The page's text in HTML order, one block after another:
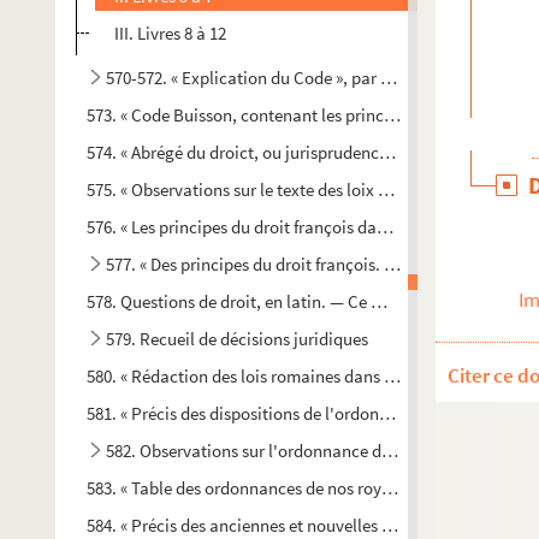
III. Livres 8 à 12
570-572. « Explication du Code », par Buisson. — Trois
573. « Code Buisson, contenant les principales matières du
574. « Abrégé du droict, ou jurisprudence romaine, dans
575. « Observations sur le texte des loix du Digeste
576. « Les principes du droit françois dans l'ordre des
577. « Des principes du droit françois. Livre second »
578. Questions de droit, en latin. — Ce manuscrit faisait suite
579. Recueil de décisions juridiques
580. « Rédaction des lois romaines dans l'ordre du Code
581. « Précis des dispositions de l'ordonnance civile de 1667,
582. Observations sur l'ordonnance de 1667, avec table à la
583. « Table des ordonnances de nos roys, contenues et
584. « Précis des anciennes et nouvelles ordonnances, édits
Citer ce